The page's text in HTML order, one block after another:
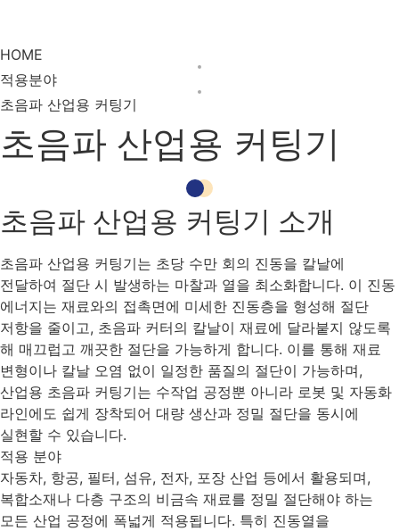
HOME
적용분야
초음파 산업용 커팅기
초음파 산업용 커팅기
초음파 산업용 커팅기 소개
초음파 산업용 커팅기는 초당 수만 회의 진동을 칼날에
전달하여 절단 시 발생하는 마찰과 열을 최소화합니다. 이 진동
에너지는 재료와의 접촉면에 미세한 진동층을 형성해 절단
저항을 줄이고, 초음파 커터의 칼날이 재료에 달라붙지 않도록
해 매끄럽고 깨끗한 절단을 가능하게 합니다. 이를 통해 재료
변형이나 칼날 오염 없이 일정한 품질의 절단이 가능하며,
산업용 초음파 커팅기는 수작업 공정뿐 아니라 로봇 및 자동화
라인에도 쉽게 장착되어 대량 생산과 정밀 절단을 동시에
실현할 수 있습니다.
적용 분야
자동차, 항공, 필터, 섬유, 전자, 포장 산업 등에서 활용되며,
복합소재나 다층 구조의 비금속 재료를 정밀 절단해야 하는
모든 산업 공정에 폭넓게 적용됩니다. 특히 진동열을